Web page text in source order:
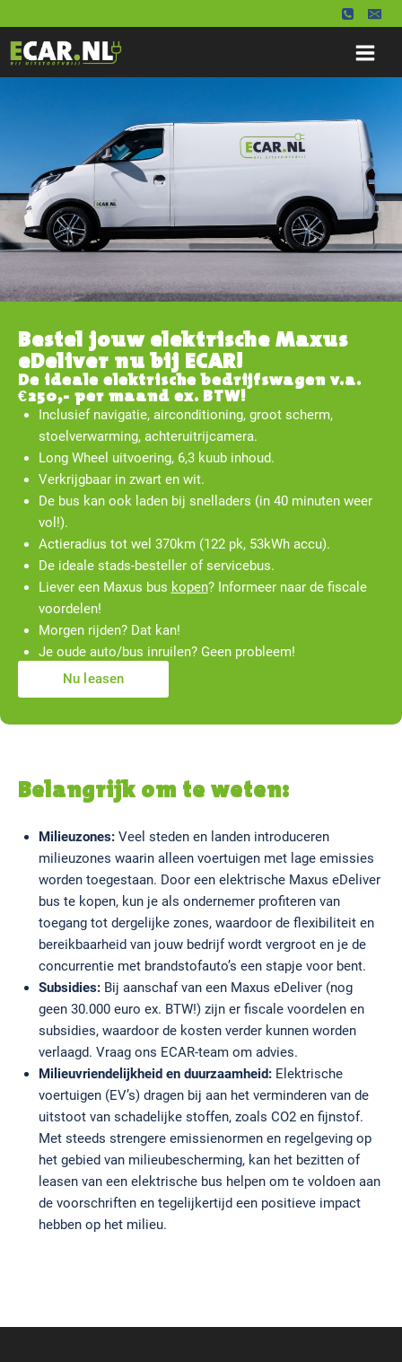
Bestel jouw elektrische Maxus
eDeliver nu bij ECAR!
De ideale elektrische bedrijfswagen v.a.
€250,- per maand ex. BTW!
Inclusief navigatie, airconditioning, groot scherm,
stoelverwarming, achteruitrijcamera.
Long Wheel uitvoering, 6,3 kuub inhoud.
Verkrijgbaar in zwart en wit.
De bus kan ook laden bij snelladers (in 40 minuten weer
vol!).
Actieradius tot wel 370km (122 pk, 53kWh accu).
De ideale stads-besteller of servicebus.
Liever een Maxus bus kopen? Informeer naar de fiscale
voordelen!
Morgen rijden? Dat kan!
Je oude auto/bus inruilen? Geen probleem!
Nu leasen
Belangrijk om te weten:
Milieuzones:Veel steden en landen introduceren
milieuzones waarin alleen voertuigen met lage emissies
worden toegestaan. Door een elektrische Maxus eDeliver
bus te kopen, kun je als ondernemer profiteren van
toegang tot dergelijke zones, waardoor de flexibiliteit en
bereikbaarheid van jouw bedrijf wordt vergroot en je de
concurrentie met brandstofauto’s een stapje voor bent.
Subsidies:Bij aanschaf van een Maxus eDeliver (nog
geen 30.000 euro ex. BTW!) zijn er fiscale voordelen en
subsidies, waardoor de kosten verder kunnen worden
verlaagd. Vraag ons ECAR-team om advies.
Milieuvriendelijkheid en duurzaamheid:Elektrische
voertuigen (EV’s) dragen bij aan het verminderen van de
uitstoot van schadelijke stoffen, zoals CO2 en fijnstof.
Met steeds strengere emissienormen en regelgeving op
het gebied van milieubescherming, kan het bezitten of
leasen van een elektrische bus helpen om te voldoen aan
de voorschriften en tegelijkertijd een positieve impact
hebben op het milieu.